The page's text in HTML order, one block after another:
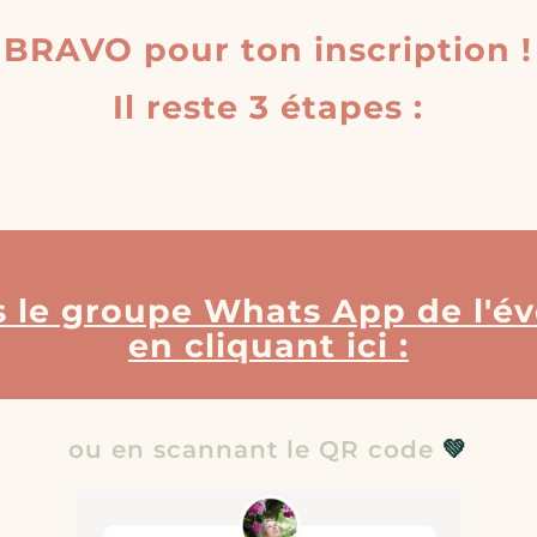
BRAVO pour ton inscription !
Il reste 3 étapes :
le groupe Whats App de
en cliquant ici :
ou en scannant le QR code 💚